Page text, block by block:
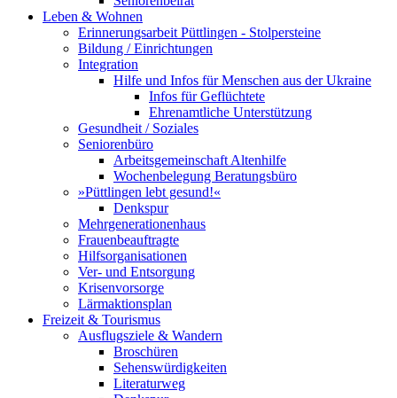
Leben & Wohnen
Erinnerungsarbeit Püttlingen - Stolpersteine
Bildung / Einrichtungen
Integration
Hilfe und Infos für Menschen aus der Ukraine
Infos für Geflüchtete
Ehrenamtliche Unterstützung
Gesundheit / Soziales
Seniorenbüro
Arbeitsgemeinschaft Altenhilfe
Wochenbelegung Beratungsbüro
»Püttlingen lebt gesund!«
Denkspur
Mehrgenerationenhaus
Frauenbeauftragte
Hilfsorganisationen
Ver- und Entsorgung
Krisenvorsorge
Lärmaktionsplan
Freizeit & Tourismus
Ausflugsziele & Wandern
Broschüren
Sehenswürdigkeiten
Literaturweg